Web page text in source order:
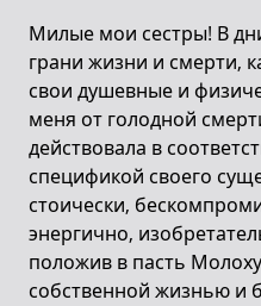
Милые мои сестры! В
грани жизни и смерти,
свои душевные и
меня от голодной
действовала в
спецификой своего
стоически,
энергично,
положив в пасть
собственной жизнью и